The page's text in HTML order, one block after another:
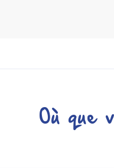
Où que